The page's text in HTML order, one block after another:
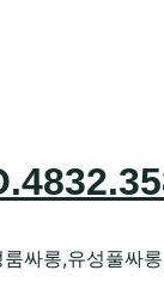
싸롱,유성풀싸